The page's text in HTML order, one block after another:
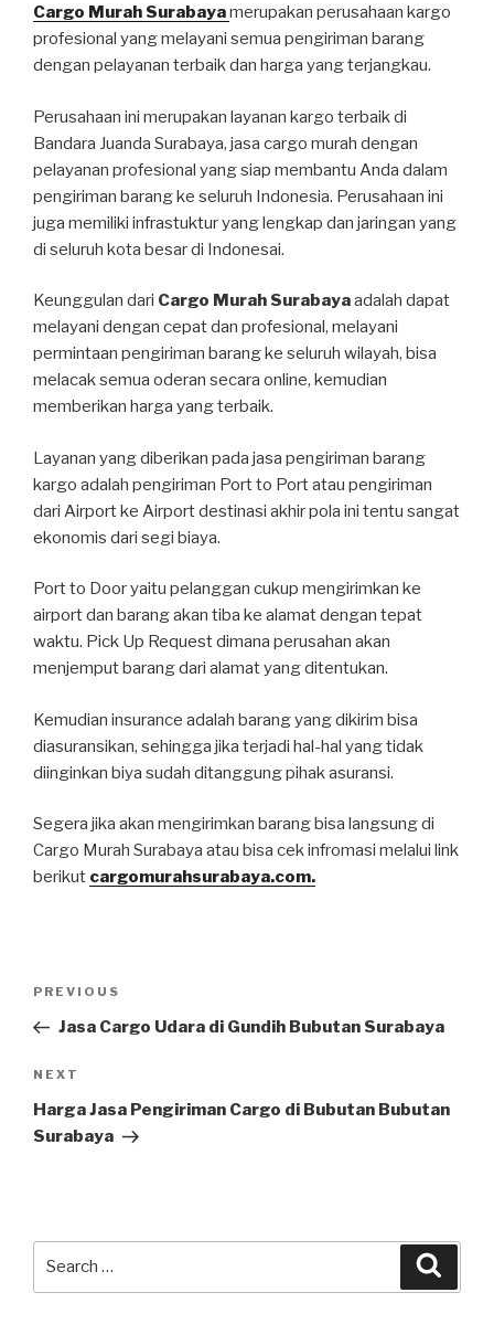
Cargo Murah Surabayamerupakan perusahaan kargo
profesional yang melayani semua pengiriman barang
dengan pelayanan terbaik dan harga yang terjangkau.
Perusahaan ini merupakan layanan kargo terbaik di
Bandara Juanda Surabaya, jasa cargo murah dengan
pelayanan profesional yang siap membantu Anda dalam
pengiriman barang ke seluruh Indonesia. Perusahaan ini
juga memiliki infrastuktur yang lengkap dan jaringan yang
di seluruh kota besar di Indonesai.
Keunggulan dari Cargo Murah Surabayaadalah dapat
melayani dengan cepat dan profesional, melayani
permintaan pengiriman barang ke seluruh wilayah, bisa
melacak semua oderan secara online, kemudian
memberikan harga yang terbaik.
Layanan yang diberikan pada jasa pengiriman barang
kargo adalah pengiriman Port to Port atau pengiriman
dari Airport ke Airport destinasi akhir pola ini tentu sangat
ekonomis dari segi biaya.
Port to Door yaitu pelanggan cukup mengirimkan ke
airport dan barang akan tiba ke alamat dengan tepat
waktu. Pick Up Request dimana perusahan akan
menjemput barang dari alamat yang ditentukan.
Kemudian insurance adalah barang yang dikirim bisa
diasuransikan, sehingga jika terjadi hal-hal yang tidak
diinginkan biya sudah ditanggung pihak asuransi.
Segera jika akan mengirimkan barang bisa langsung di
Cargo Murah Surabaya atau bisa cek infromasi melalui link
berikut cargomurahsurabaya.com.
PREVIOUS
Jasa Cargo Udara di Gundih Bubutan Surabaya
NEXT
Harga Jasa Pengiriman Cargo di Bubutan Bubutan
Surabaya